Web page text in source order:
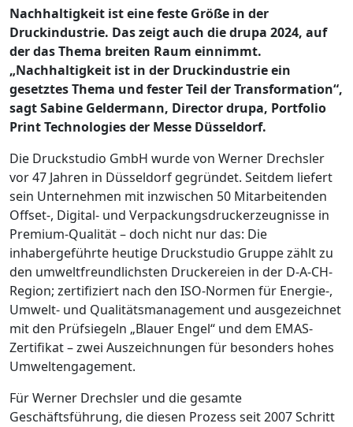
Nachhaltigkeit ist eine feste Größe in der
Druckindustrie. Das zeigt auch die drupa 2024, auf
der das Thema breiten Raum einnimmt.
„Nachhaltigkeit ist in der Druckindustrie ein
gesetztes Thema und fester Teil der Transformation“,
sagt Sabine Geldermann, Director drupa, Portfolio
Print Technologies der Messe Düsseldorf.
Die Druckstudio GmbH wurde von Werner Drechsler
vor 47 Jahren in Düsseldorf gegründet. Seitdem liefert
sein Unternehmen mit inzwischen 50 Mitarbeitenden
Offset-, Digital- und Verpackungsdruckerzeugnisse in
Premium-Qualität – doch nicht nur das: Die
inhabergeführte heutige Druckstudio Gruppe zählt zu
den umweltfreundlichsten Druckereien in der D-A-CH-
Region; zertifiziert nach den ISO-Normen für Energie-,
Umwelt- und Qualitätsmanagement und ausgezeichnet
mit den Prüfsiegeln „Blauer Engel“ und dem EMAS-
Zertifikat – zwei Auszeichnungen für besonders hohes
Umweltengagement.
Für Werner Drechsler und die gesamte
Geschäftsführung, die diesen Prozess seit 2007 Schritt